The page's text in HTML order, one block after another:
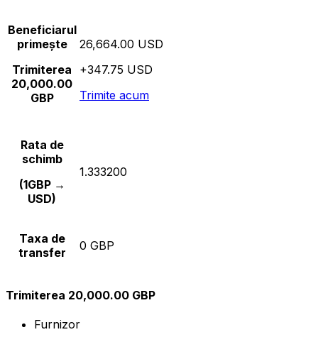
Beneficiarul
primește
Trimiterea
20,000.00
GBP
26,664.00 USD
+347.75 USD
Trimite acum
Rata de
schimb
(1GBP →
USD)
1.333200
Taxa de
transfer
0 GBP
Trimiterea 20,000.00 GBP
Furnizor